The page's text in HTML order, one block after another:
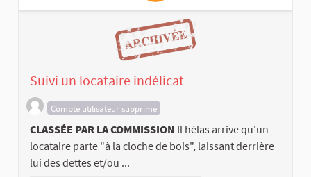
Suivi un locataire indélicat
Compte utilisateur supprimé
CLASSÉE PAR LA COMMISSION Il hélas arrive qu'un
locataire parte "à la cloche de bois", laissant derrière
lui des dettes et/ou ...